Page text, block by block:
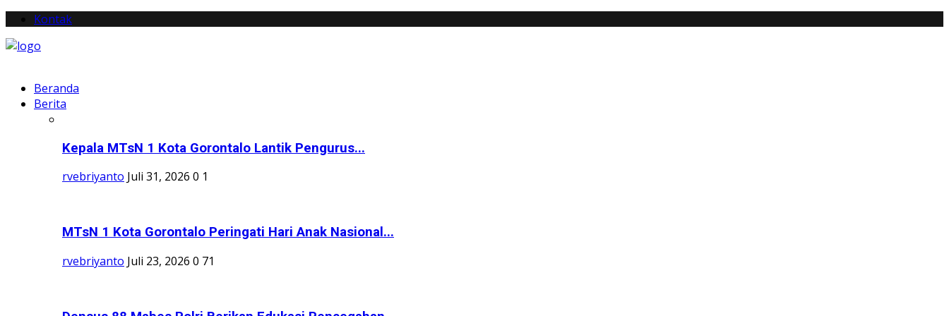
Kontak
Beranda
Berita
Kepala MTsN 1 Kota Gorontalo Lantik Pengurus...
rvebriyanto Juli 31, 2026 0 1
MTsN 1 Kota Gorontalo Peringati Hari Anak Nasional...
rvebriyanto Juli 23, 2026 0 71